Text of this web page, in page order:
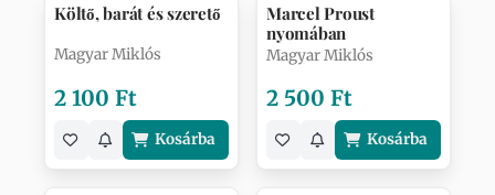
Költő, barát és szerető
Magyar Miklós
2 100 Ft
Kosárba
Marcel Proust
nyomában
Magyar Miklós
2 500 Ft
Kosárba